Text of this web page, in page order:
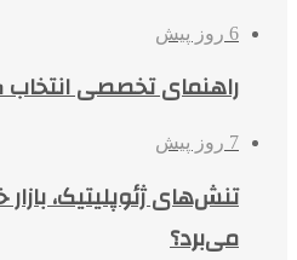
6 روز پیش
راهنمای تخصصی
7 روز پیش
تنش‌های ژئوپلیتیک،
می‌برد؟